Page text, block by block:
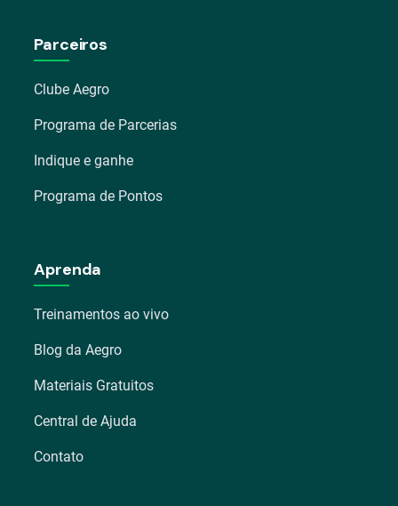
Parceiros
Clube Aegro
Programa de Parcerias
Indique e ganhe
Programa de Pontos
Aprenda
Treinamentos ao vivo
Blog da Aegro
Materiais Gratuitos
Central de Ajuda
Contato